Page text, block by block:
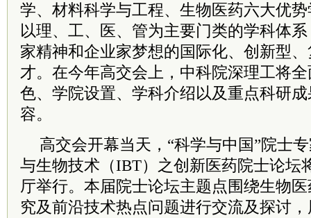
学、材料科学与工程、生物医药六大优
以理、工、医、管为主要门类的学科体
家精神和企业家梦想的国际化、创新型
才。在今年高交会上， 中科院深理工将
色、学院设置、学科介绍以及重点科研
容。
高交会开幕当天，“科学与中国”院士
与生物技术（IBT）之创新医药院士论坛
厅举行。本届院士论坛主题点围绕生物
究及前沿技术热点问题进行交流及探讨